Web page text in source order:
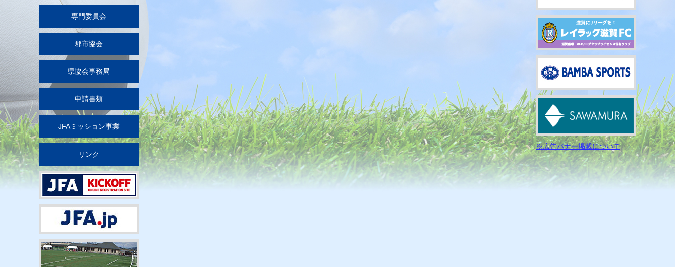
専門委員会
郡市協会
県協会事務局
申請書類
JFAミッション事業
リンク
※広告バナー掲載について